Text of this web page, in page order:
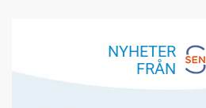
NYHETER
FRÅN